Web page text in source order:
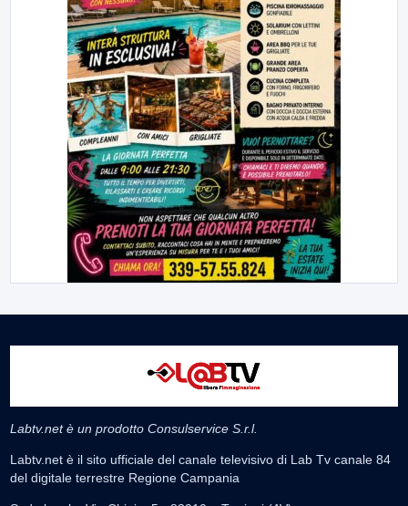
Labtv.net è un prodotto Consulservice S.r.l.
Labtv.net è il sito ufficiale del canale televisivo di Lab Tv canale 84
del digitale terrestre Regione Campania